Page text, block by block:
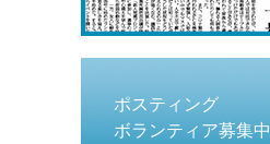
ポスティング
ボランティア募集中